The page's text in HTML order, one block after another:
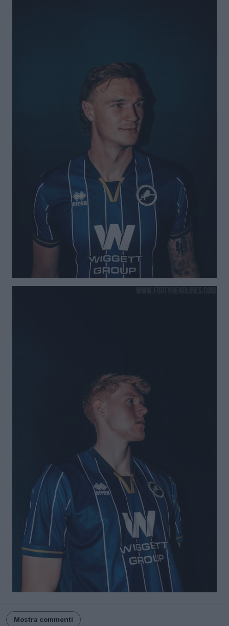
Mostra commenti